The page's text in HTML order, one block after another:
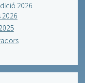
2026
2026